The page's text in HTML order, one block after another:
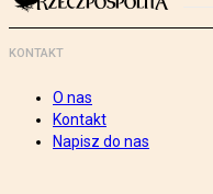
KONTAKT
O nas
Kontakt
Napisz do nas